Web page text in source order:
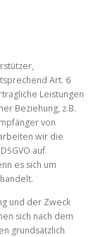
Art. 6
Leistungen
Beziehung, z.B.
von
wir die
auf
es sich um
und der Zweck
sich nach dem
grundsätzlich